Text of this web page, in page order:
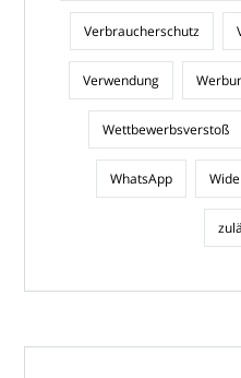
Verbraucherschutz
Verwendung
Wettbewerbsverstoß
WhatsApp